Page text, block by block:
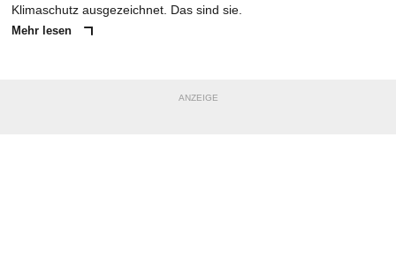
Klimaschutz ausgezeichnet. Das sind sie.
Mehr lesen
ANZEIGE